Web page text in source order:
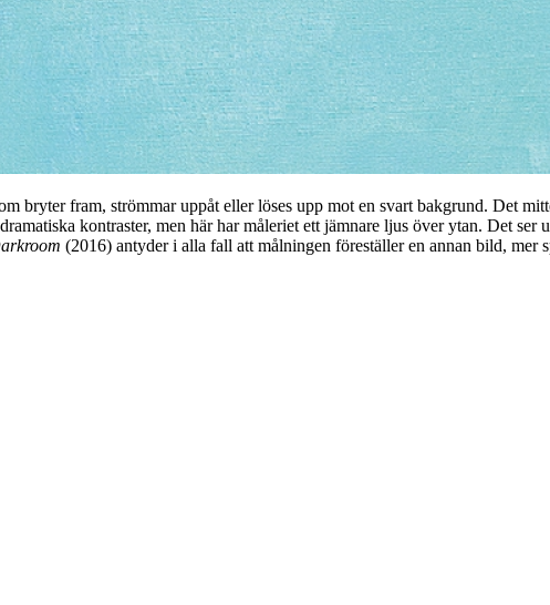
bryter fram, strömmar uppåt eller löses upp mot en svart bakgrund. Det
kontraster, men här har måleriet ett jämnare ljus över ytan. Det
(2016) antyder i alla fall att målningen föreställer en annan bild, mer